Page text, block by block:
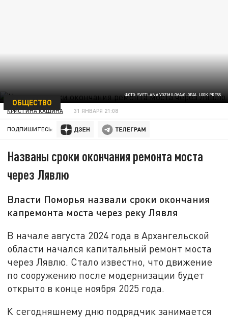
ФОТО: SVETLANA VOZMILOVA/GLOBAL LOOK PRESS
ОБЩЕСТВО
КРИСТИНА КАШИНА 31 ЯНВАРЯ 21:08
ПОДПИШИТЕСЬ:
Названы сроки окончания ремонта моста
через Лявлю
Власти Поморья назвали сроки окончания
капремонта моста через реку Лявля
В начале августа 2024 года в Архангельской
области начался капитальный ремонт моста
через Лявлю. Стало известно, что движение
по сооружению после модернизации будет
открыто в конце ноября 2025 года.
К сегодняшнему дню подрядчик занимается